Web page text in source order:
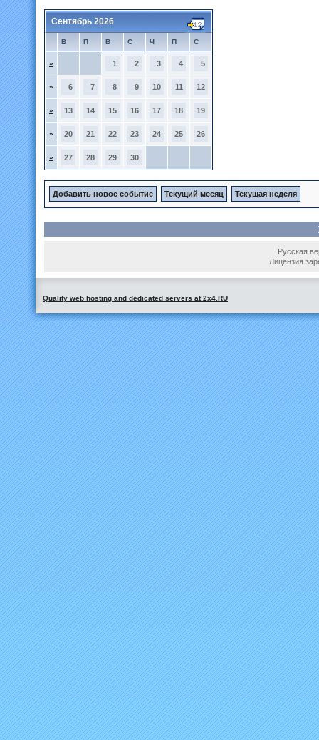
Сентябрь 2026
В П В С Ч П С
» 1 2 3 4 5
» 6 7 8 9 10 11 12
» 13 14 15 16 17 18 19
» 20 21 22 23 24 25 26
» 27 28 29 30
Добавить новое событие Текущий месяц Текущая неделя
Русская
Лицензия
Quality web hosting and dedicated servers at 2x4.RU